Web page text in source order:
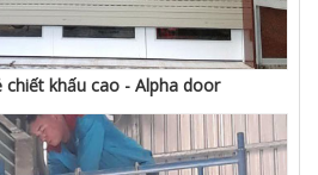
chiết khấu cao - Alpha door